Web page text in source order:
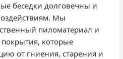
беседки долговечны и
Мы
пиломатериал и
которые
от гниения, старения и